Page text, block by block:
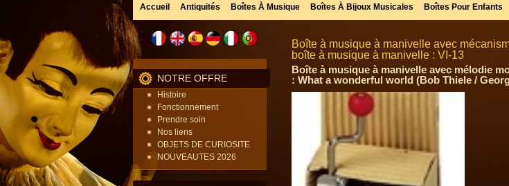
Accueil Antiquités Boîtes À Musique Boîtes À Bijoux Musicales Boîtes Pour Enfants
NOTRE OFFRE
Histoire
Fonctionnement
Prendre soin
Nos liens
OBJETS DE CURIOSITE
NOUVEAUTES 2026
Boîte à musique à manivelle avec
boîte à musique à manivelle : VI-13
Boîte à musique à manivelle avec mélodie
: What a wonderful world (Bob Thiele /